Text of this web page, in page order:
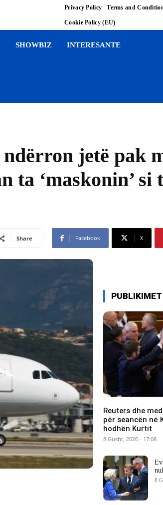
Privacy Policy Terms and
Cookie Policy (EU)
SHOWBIZ INTERESANTE
jetë pak
‘maskonin’ si
Share Facebook X
Reuters dhe
për seancën në
hodhën Kurtit
8 Gusht, 2026 - 17:08
8